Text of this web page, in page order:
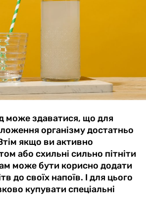
може здаватися, що для
організму достатньо
якщо ви активно
або схильні сильно пітніти
може бути корисно додати
до своїх напоїв. І для цього
купувати спеціальні